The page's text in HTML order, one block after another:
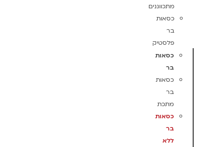
מתכווננים
כסאות
בר
פלסטיק
כסאות
בר
כסאות
בר
מתכת
כסאות
בר
ללא